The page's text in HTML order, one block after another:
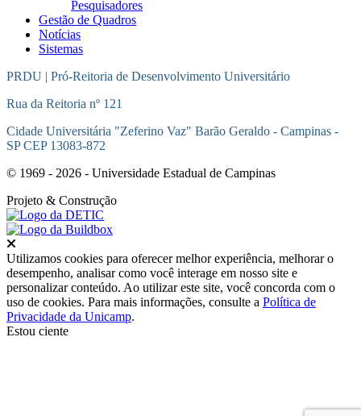
Pesquisadores
Gestão de Quadros
Notícias
Sistemas
PRDU | Pró-Reitoria de Desenvolvimento Universitário
Rua da Reitoria nº 121
Cidade Universitária "Zeferino Vaz" Barão Geraldo - Campinas -
SP CEP 13083-872
© 1969 - 2026 - Universidade Estadual de Campinas
Projeto & Construção
Utilizamos cookies para oferecer melhor experiência, melhorar o
desempenho, analisar como você interage em nosso site e
personalizar conteúdo. Ao utilizar este site, você concorda com o
uso de cookies. Para mais informações, consulte a Política de
Privacidade da Unicamp.
Estou ciente